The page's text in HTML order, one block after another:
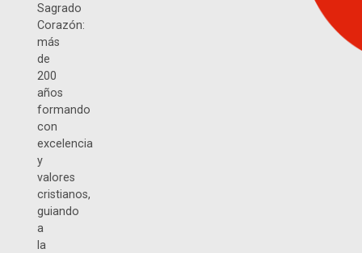
Sagrado
Corazón:
más
de
200
años
formando
con
excelencia
y
valores
cristianos,
guiando
a
la